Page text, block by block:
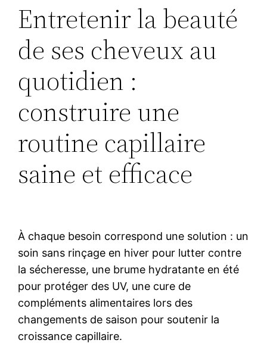
Entretenir la beauté
de ses cheveux au
quotidien :
construire une
routine capillaire
saine et efficace
À chaque besoin correspond une solution : un
soin sans rinçage en hiver pour lutter contre
la sécheresse, une brume hydratante en été
pour protéger des UV, une cure de
compléments alimentaires lors des
changements de saison pour soutenir la
croissance capillaire.